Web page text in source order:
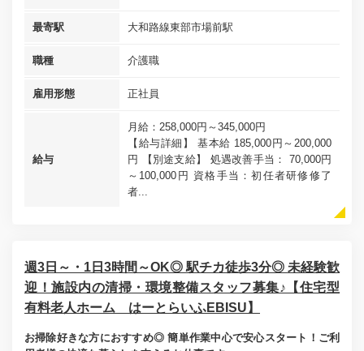
最寄駅 大和路線東部市場前駅
職種 介護職
雇用形態 正社員
給与
月給：258,000円～345,000円
【給与詳細】 基本給 185,000円～200,000
円 【別途支給】 処遇改善手当： 70,000円
～100,000円 資格手当：初任者研修修了
者...
週3日～・1日3時間～OK◎ 駅チカ徒歩3分◎ 未経験歓
迎！施設内の清掃・環境整備スタッフ募集♪【住宅型
有料老人ホーム はーとらいふEBISU】
お掃除好きな方におすすめ◎ 簡単作業中心で安心スタート！ご利